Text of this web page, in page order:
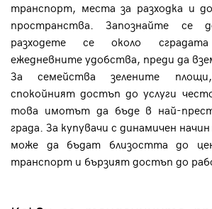
транспорт, места за разходка и
пространства. Запознайте се
разходете се около
ежедневните удобства, преди да
За семейства зелените
спокойният достъп до услуги
това имотът да бъде в най-
града. За купувачи с динамичен
може да бъдат близостта до
транспорт и бързият достъп до